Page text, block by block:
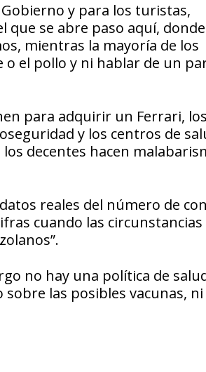
y para los turistas,
que se abre paso aquí,
mientras la mayoría de los
el pollo y ni hablar de un
para adquirir un Ferrari, los
y los centros de
decentes hacen
reales del número de
cuando las circunstancias
no hay una política de
las posibles vacunas, ni